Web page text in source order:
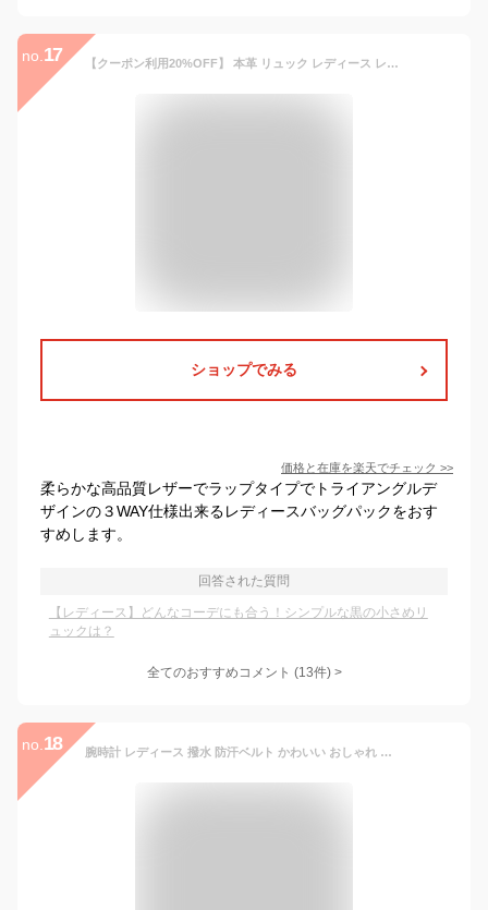
no. 17 【クーポン利用20%OFF】 本革 リュック レディース レザー 小さめ コンパクト 軽量 軽い 撥水 3way 旅行バッグ ショルダーバッグ 旅行 牛革 大人 シンプル かわいい おしゃれ 2way 防犯 MALTA 海外旅行 ブランド カジュアル ママリュック マザーズバッグ リュックサック
ショップでみる
価格と在庫を楽天でチェック >>
柔らかな高品質レザーでラップタイプでトライアングルデ
ザインの３WAY仕様出来るレディースバッグパックをおす
すめします。
回答された質問
【レディース】どんなコーデにも合う！シンプルな黒の小さめリ
ュックは？
全てのおすすめコメント (13件) >
no. 18 腕時計 レディース 撥水 防汗ベルト かわいい おしゃれ アースカラー ナチュラル カジュアル ウォッチ ブランド 20代 30代 40代 日本製ムーブメント シンプル 見やすい プレゼント ギフト 1年間のメーカー保証付 メール便送料無料